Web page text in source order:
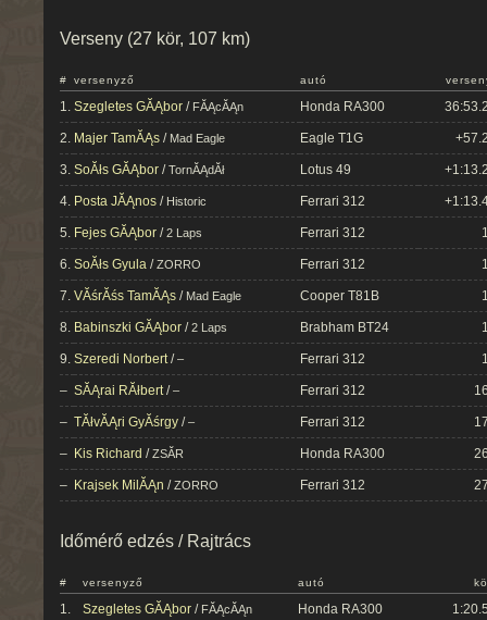
Verseny (27 kör, 107 km)
# versenyző autó
1. Szegletes GĂĄbor / FĂĄcĂĄn Honda RA300
2. Majer TamĂĄs / Mad Eagle Eagle T1G
3. SoĂłs GĂĄbor /TornĂĄdĂł Lotus 49
4. Posta JĂĄnos / Historic Ferrari 312
5. Fejes GĂĄbor /2 Laps Ferrari 312
6. SoĂłs Gyula /ZORRO Ferrari 312
7. VĂśrĂśs TamĂĄs / Mad Eagle Cooper T81B
8. Babinszki GĂĄbor /2 Laps Brabham BT24
9. Szeredi Norbert/– Ferrari 312
– SĂĄrai RĂłbert/– Ferrari 312
– TĂłvĂĄri GyĂśrgy /– Ferrari 312
– Kis Richard /ZSĂR Honda RA300
– Krajsek MilĂĄn /ZORRO Ferrari 312
Időmérő edzés / Rajtrács
# versenyző autó
1. Szegletes GĂĄbor / FĂĄcĂĄn Honda RA300